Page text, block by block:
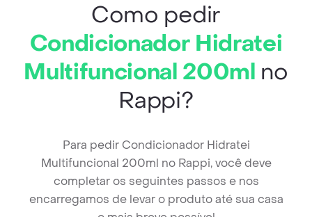
Como pedir
Condicionador Hidratei
Multifuncional 200ml no
Rappi?
Para pedir Condicionador Hidratei
Multifuncional 200ml no Rappi, você deve
completar os seguintes passos e nos
encarregamos de levar o produto até sua casa